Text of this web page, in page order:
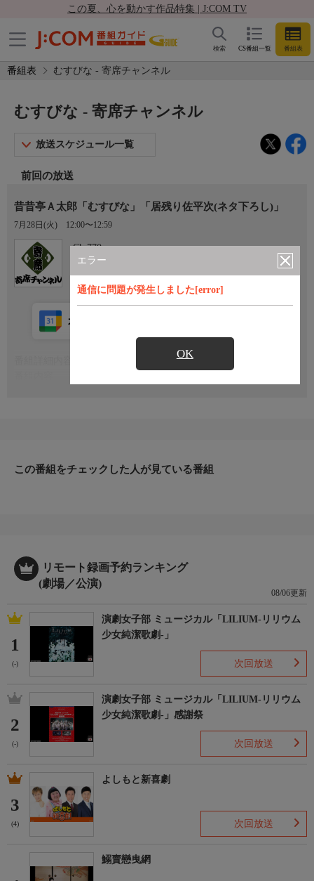
この夏、心を動かす作品特集 | J:COM TV
CS番組一覧 番組表
検索
番組表 むすびな - 寄席チャンネル
エラー
通信に問題が発生しました[error]
OK
むすびな - 寄席チャンネル
放送スケジュール一覧
前回の放送
昔昔亭Ａ太郎「むすびな」「居残り佐平次(ネタ下ろし)」
7月28日(火) 12:00〜12:59
Ch.770
寄席チャンネル
カレンダー登録
この番組をチェックした人が見ている番組
リモート録画予約ランキング
(劇場／公演)
08/06更新
1
(-)
演劇女子部 ミュージカル「LILIUM-リリウム
少女純潔歌劇-」
次回放送
2
(-)
演劇女子部 ミュージカル「LILIUM-リリウム
少女純潔歌劇-」感謝祭
次回放送
3
(4)
よしもと新喜劇
次回放送
鰯賣戀曳網